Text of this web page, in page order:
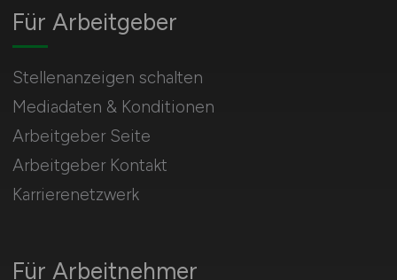
Für Arbeitnehmer
Für Arbeitgeber
Stellenanzeigen schalten
Mediadaten & Konditionen
Arbeitgeber Seite
Arbeitgeber Kontakt
Karrierenetzwerk